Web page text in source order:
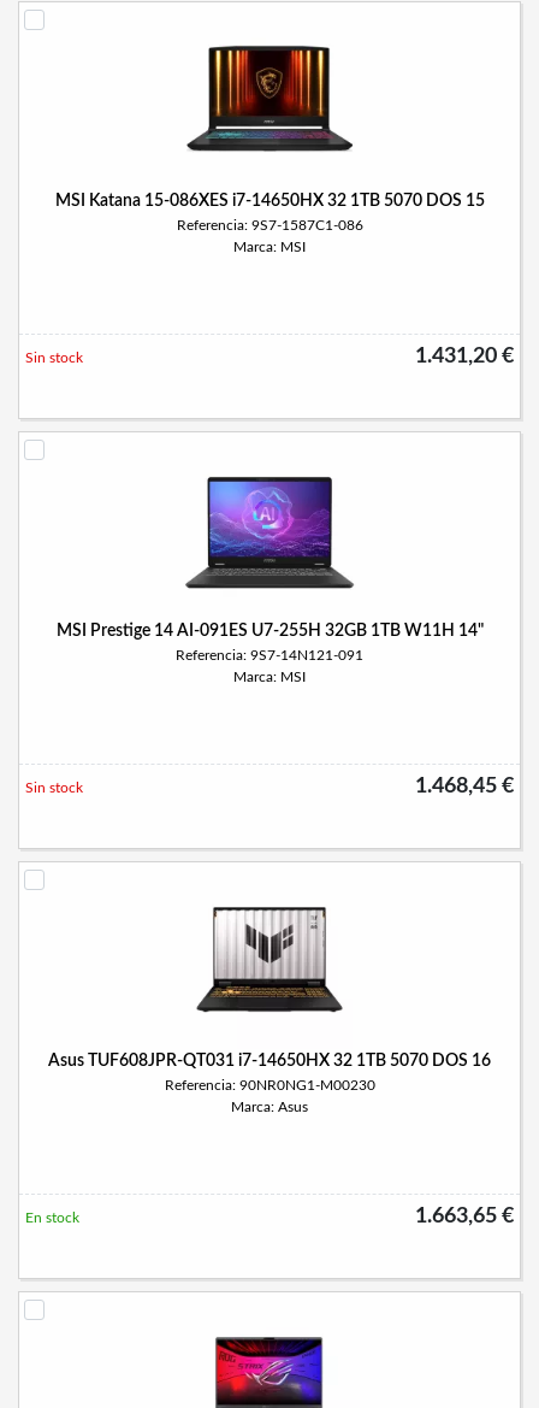
MSI Katana 15-086XES i7-14650HX 32 1TB 5070 DOS 15
Referencia: 9S7-1587C1-086
Marca: MSI
1.431,20 €
Sin stock
MSI Prestige 14 AI-091ES U7-255H 32GB 1TB W11H 14"
Referencia: 9S7-14N121-091
Marca: MSI
1.468,45 €
Sin stock
Asus TUF608JPR-QT031 i7-14650HX 32 1TB 5070 DOS 16
Referencia: 90NR0NG1-M00230
Marca: Asus
1.663,65 €
En stock